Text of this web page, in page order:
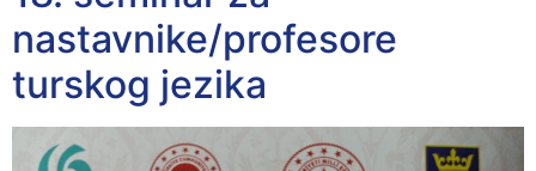
nastavnike/profesore
turskog jezika